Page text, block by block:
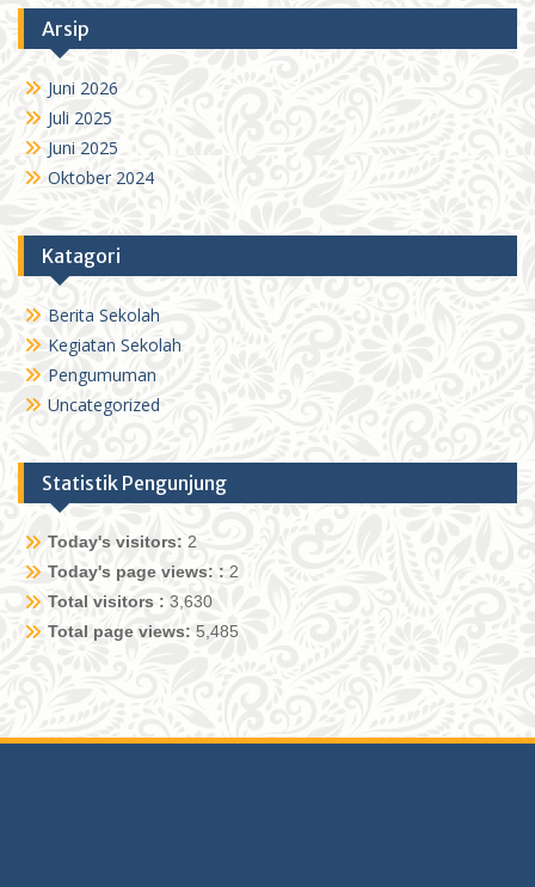
Arsip
Juni 2026
Juli 2025
Juni 2025
Oktober 2024
Katagori
Berita Sekolah
Kegiatan Sekolah
Pengumuman
Uncategorized
Statistik Pengunjung
Today's visitors: 2
Today's page views: : 2
Total visitors : 3,630
Total page views: 5,485